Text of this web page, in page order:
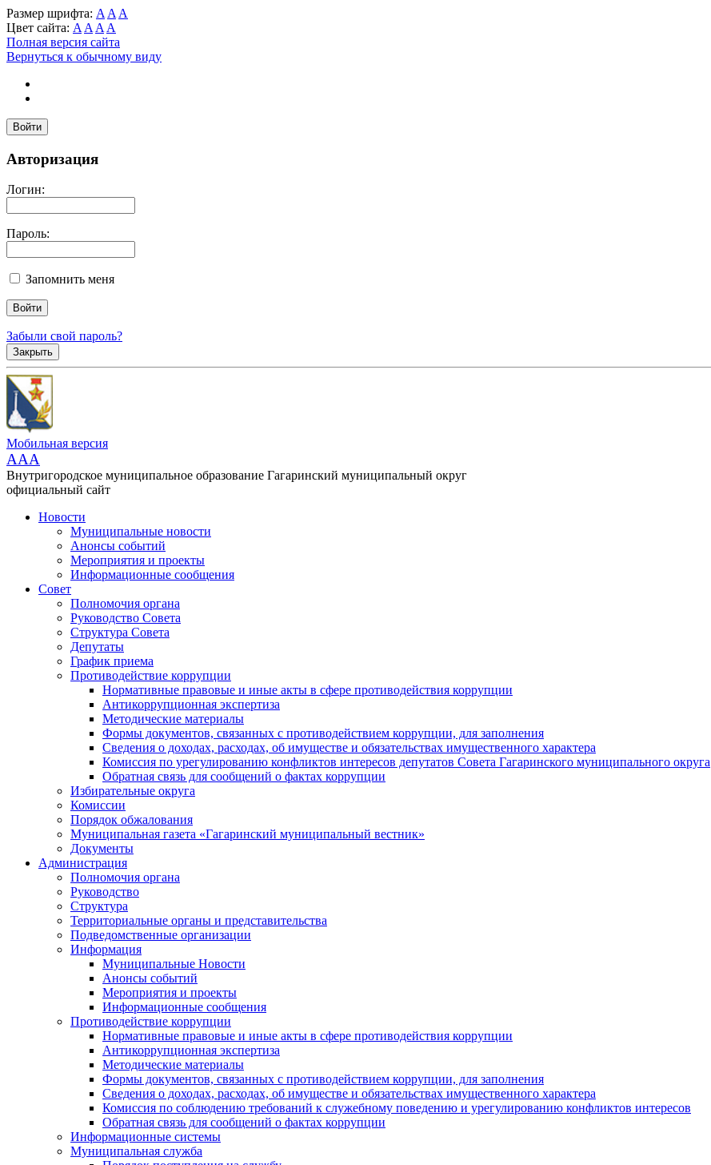
Размер шрифта: A A A
Цвет сайта: A A A A
Полная версия сайта
Вернуться к обычному виду
Войти
Авторизация
Логин:
Пароль:
Запомнить меня
Забыли свой пароль?
Закрыть
Мобильная версия
AAA
Внутригородское муниципальное образование Гагаринский муниципальный округ
официальный сайт
Новости
Муниципальные новости
Анонсы событий
Мероприятия и проекты
Информационные сообщения
Совет
Полномочия органа
Руководство Совета
Структура Совета
Депутаты
График приема
Противодействие коррупции
Нормативные правовые и иные акты в сфере противодействия коррупции
Антикоррупционная экспертиза
Методические материалы
Формы документов, связанных с противодействием коррупции, для заполнения
Сведения о доходах, расходах, об имуществе и обязательствах имущественного характера
Комиссия по урегулированию конфликтов интересов депутатов Совета Гагаринского муниципального округа
Обратная связь для сообщений о фактах коррупции
Избирательные округа
Комиссии
Порядок обжалования
Муниципальная газета «Гагаринский муниципальный вестник»
Документы
Администрация
Полномочия органа
Руководство
Структура
Территориальные органы и представительства
Подведомственные организации
Информация
Муниципальные Новости
Анонсы событий
Мероприятия и проекты
Информационные сообщения
Противодействие коррупции
Нормативные правовые и иные акты в сфере противодействия коррупции
Антикоррупционная экспертиза
Методические материалы
Формы документов, связанных с противодействием коррупции, для заполнения
Сведения о доходах, расходах, об имуществе и обязательствах имущественного характера
Комиссия по соблюдению требований к служебному поведению и урегулированию конфликтов интересов
Обратная связь для сообщений о фактах коррупции
Информационные системы
Муниципальная служба